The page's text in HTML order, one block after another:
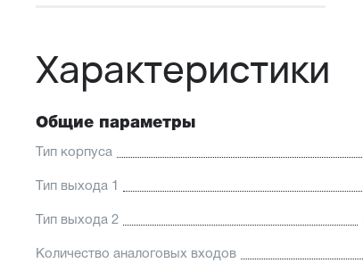
Характеристики
Общие параметры
Тип корпуса
Тип выхода 1
Тип выхода 2
Количество аналоговых входов